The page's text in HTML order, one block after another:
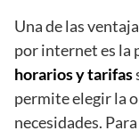
Una de las
por internet es la
horarios y tarifas
permite elegir la
necesidades.